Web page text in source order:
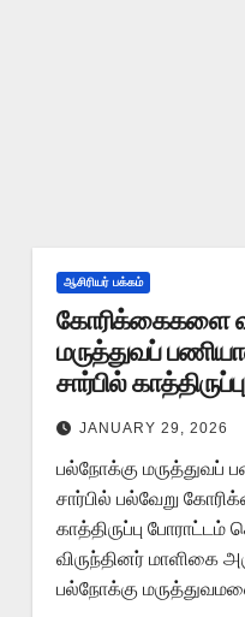
ஆசிரியர் பக்கம்
கோரிக்கைகளை
மருத்துவப்
சார்பில்
JANUARY 29, 2026
பல்நோக்கு மருத்துவப்
சார்பில் பல்வேறு
காத்திருப்பு
விருந்தினர் மாளிகை
பல்நோக்கு